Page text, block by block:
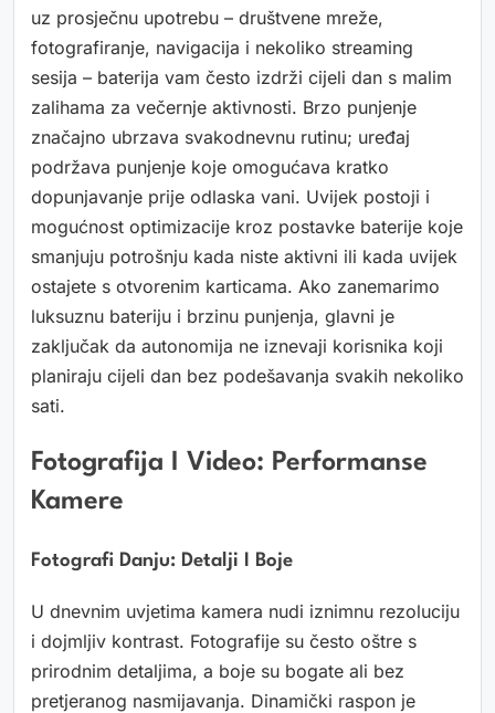
uz prosječnu upotrebu – društvene mreže,
fotografiranje, navigacija i nekoliko streaming
sesija – baterija vam često izdrži cijeli dan s malim
zalihama za večernje aktivnosti. Brzo punjenje
značajno ubrzava svakodnevnu rutinu; uređaj
podržava punjenje koje omogućava kratko
dopunjavanje prije odlaska vani. Uvijek postoji i
mogućnost optimizacije kroz postavke baterije koje
smanjuju potrošnju kada niste aktivni ili kada uvijek
ostajete s otvorenim karticama. Ako zanemarimo
luksuznu bateriju i brzinu punjenja, glavni je
zaključak da autonomija ne iznevaji korisnika koji
planiraju cijeli dan bez podešavanja svakih nekoliko
sati.
Fotografija I Video: Performanse
Kamere
Fotografi Danju: Detalji I Boje
U dnevnim uvjetima kamera nudi iznimnu rezoluciju
i dojmljiv kontrast. Fotografije su često oštre s
prirodnim detaljima, a boje su bogate ali bez
pretjeranog nasmijavanja. Dinamički raspon je